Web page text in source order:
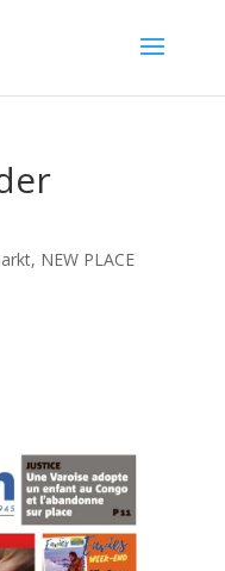
, NEW PLACE